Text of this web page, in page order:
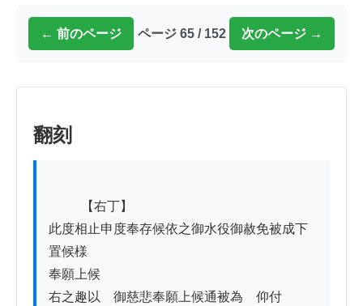
← 前のページ ページ 65 / 152 次のページ →
翻刻
此度相止申度奉存候依之御水役御赦免被成下
置候様
奉願上候
右之趣以　御慈悲奉願上候通被為　仰付